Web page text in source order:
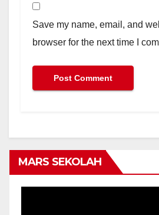
Save my name, email, and
browser for the next time I
MARS SEKOLAH